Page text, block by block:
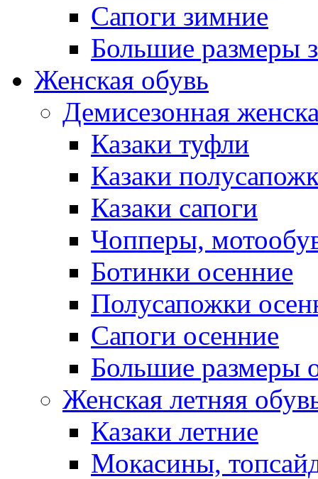
Сапоги зимние
Большие размеры
Женская обувь
Демисезонная
Казаки туфли
Казаки
Казаки сапоги
Чопперы,
Ботинки осенние
Полусапожки
Сапоги осенние
Большие размеры
Женская летняя
Казаки летние
Мокасины,